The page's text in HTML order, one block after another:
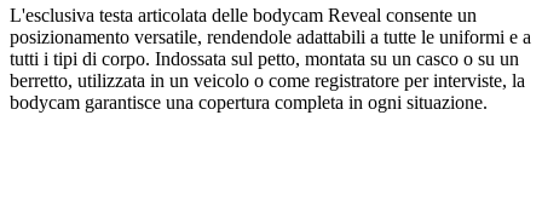
L'esclusiva testa articolata delle bodycam Reveal consente un
posizionamento versatile, rendendole adattabili a tutte le uniformi e a
tutti i tipi di corpo. Indossata sul petto, montata su un casco o su un
berretto, utilizzata in un veicolo o come registratore per interviste, la
bodycam garantisce una copertura completa in ogni situazione.